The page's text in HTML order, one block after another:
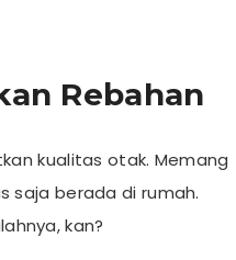
Rebahan
kualitas otak. Memang
saja berada di rumah.
kan?